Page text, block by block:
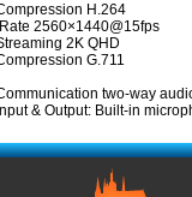
H.264
2560×1440@15fps
2K QHD
G.711
two-way
& Output: Built-in